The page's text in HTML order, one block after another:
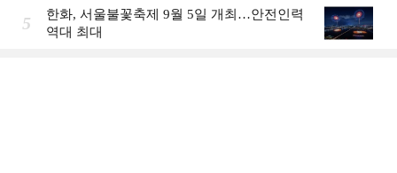
5
한화, 서울불꽃축제 9월 5일 개최…안전인력
역대 최대